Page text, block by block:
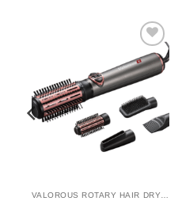
افزودن
به
علاقه
ها
VALOROUS ROTARY HAIR DRYER